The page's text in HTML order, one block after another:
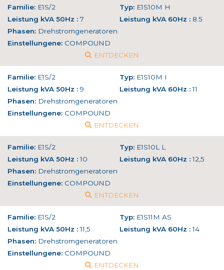
Familie: E1S/2 Typ: E1S10M H
Leistung kVA 50Hz : 7 Leistung kVA 60Hz : 8.5
Phasen: Drehstromgeneratoren
Einstellungene: COMPOUND
ENTDECKEN
Familie: E1S/2 Typ: E1S10M I
Leistung kVA 50Hz : 9 Leistung kVA 60Hz :11
Phasen: Drehstromgeneratoren
Einstellungene: COMPOUND
ENTDECKEN
Familie: E1S/2 Typ: E1S10L L
Leistung kVA 50Hz :10 Leistung kVA 60Hz :12,5
Phasen: Drehstromgeneratoren
Einstellungene: COMPOUND
ENTDECKEN
Familie: E1S/2 Typ: E1S11M AS
Leistung kVA 50Hz :11,5 Leistung kVA 60Hz :14
Phasen: Drehstromgeneratoren
Einstellungene: COMPOUND
ENTDECKEN